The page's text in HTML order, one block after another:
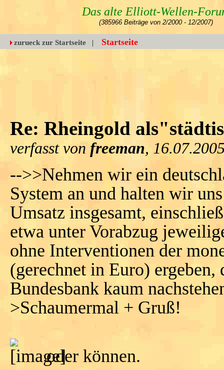
Das alte Elliott-Wellen-
(385966 Beiträge von 2/2000 - 12/2007)
zurueck zur Startseite | Startseite
Re: Rheingold
verfasst von freeman,
-->>Nehmen wir ein
System an und halten wir
Umsatz insgesamt,
etwa unter Vorabzug
ohne Interventionen der
(gerechnet in Euro)
Bundesbank kaum
>Schaumermal + Gruß!
oder können.